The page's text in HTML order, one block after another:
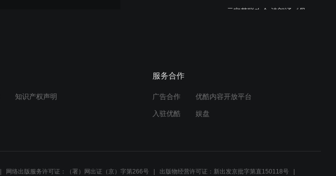
元宵节联欢会 诗朗诵《母
知识产权声明
服务合作
广告合作 优酷内容开放平台
入驻优酷 娱盘
网络出版服务许可证：（署）网出证（京）字第266号 出版物经营许可证：新出发京批字第直150118号